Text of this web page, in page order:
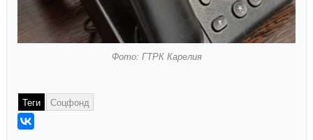
Фото: ГТРК Карелия
Теги Соцфонд